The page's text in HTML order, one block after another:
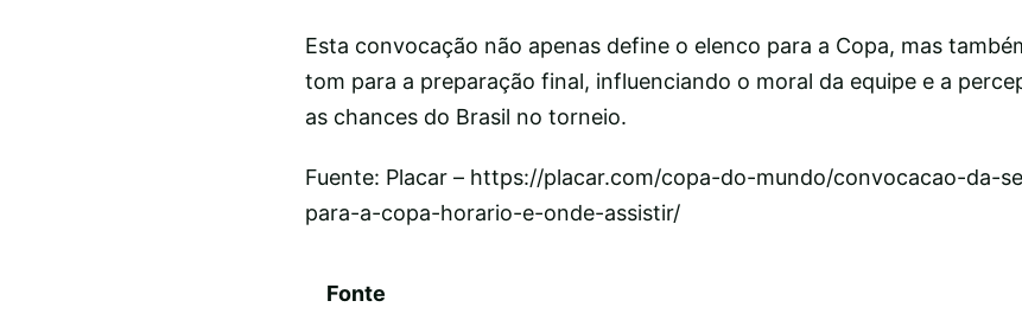
Esta convocação não apenas define o elenco para a Copa, mas
tom para a preparação final, influenciando o moral da equipe e a
as chances do Brasil no torneio.
Fuente: Placar – https://placar.com/copa-do-mundo/convocacao-da-
para-a-copa-horario-e-onde-assistir/
Fonte